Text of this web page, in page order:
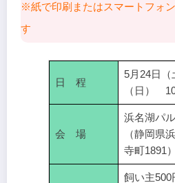
※紙で印刷またはスマートフォ
す
日 程
5月24日（
（日）
会 場
浜名湖パ
（静岡県
寺町1891）
飼い主500